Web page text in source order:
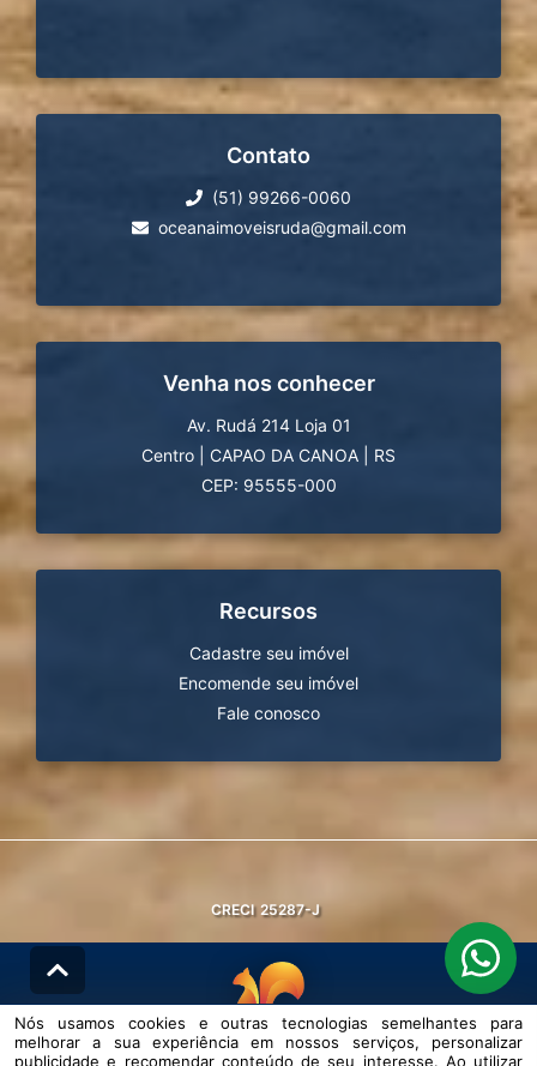
Contato
(51) 99266-0060
oceanaimoveisruda@gmail.com
Venha nos conhecer
Av. Rudá 214 Loja 01
Centro
CAPAO DA CANOA
RS
CEP: 95555-000
Recursos
Cadastre seu imóvel
Encomende seu imóvel
Fale conosco
CRECI 25287-J
© DESENVOLVIDO PELAAGIL.NET
Nós usamos cookies e outras tecnologias semelhantes para
melhorar a sua experiência em nossos serviços, personalizar
publicidade e recomendar conteúdo de seu interesse. Ao utilizar